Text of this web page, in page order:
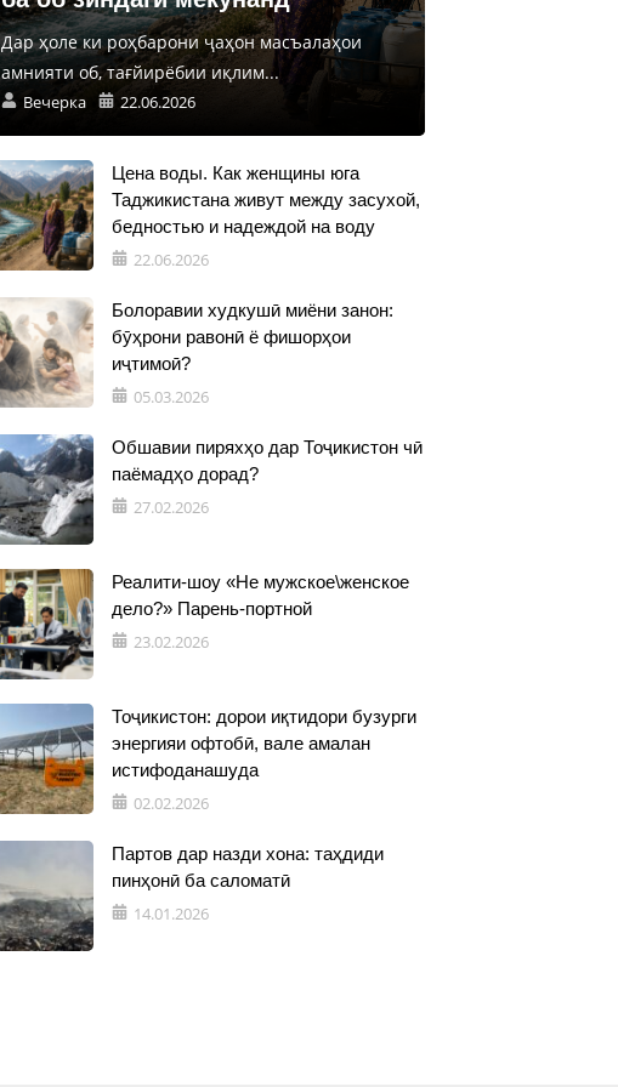
Дар ҳоле ки роҳбарони ҷаҳон масъалаҳои
амнияти об, тағйирёбии иқлим...
Вечерка 22.06.2026
Цена воды. Как женщины юга
Таджикистана живут между засухой,
бедностью и надеждой на воду
22.06.2026
Болоравии худкушӣ миёни занон:
бӯҳрони равонӣ ё фишорҳои
иҷтимоӣ?
05.03.2026
Обшавии пиряхҳо дар Тоҷикистон чӣ
паёмадҳо дорад?
27.02.2026
Реалити-шоу «Не мужское\женское
дело?» Парень-портной
23.02.2026
Тоҷикистон: дорои иқтидори бузурги
энергияи офтобӣ, вале амалан
истифоданашуда
02.02.2026
Партов дар назди хона: таҳдиди
пинҳонӣ ба саломатӣ
14.01.2026